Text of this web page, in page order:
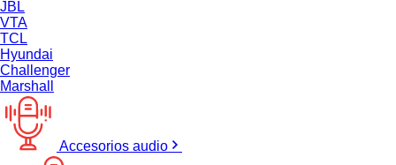
JBL
VTA
TCL
Hyundai
Challenger
Marshall
Accesorios audio